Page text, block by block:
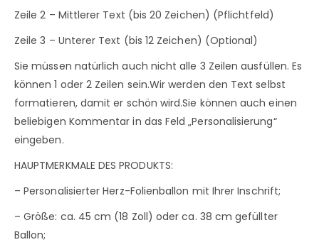
Zeile 2 – Mittlerer Text (bis 20 Zeichen) (Pflichtfeld)
Zeile 3 – Unterer Text (bis 12 Zeichen) (Optional)
Sie müssen natürlich auch nicht alle 3 Zeilen ausfüllen. Es
können 1 oder 2 Zeilen sein.Wir werden den Text selbst
formatieren, damit er schön wird.Sie können auch einen
beliebigen Kommentar in das Feld „Personalisierung“
eingeben.
HAUPTMERKMALE DES PRODUKTS:
– Personalisierter Herz-Folienballon mit Ihrer Inschrift;
– Größe: ca. 45 cm (18 Zoll) oder ca. 38 cm gefüllter
Ballon;